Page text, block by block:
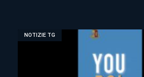
NOTIZIE TG